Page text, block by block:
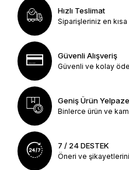
Hızlı Teslimat
Siparişleriniz en
Güvenli Alışveriş
Güvenli ve kolay
Geniş Ürün
Binlerce ürün ve
7 / 24 DESTEK
Öneri ve